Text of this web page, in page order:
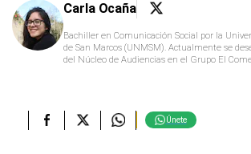
Carla Ocaña
Bachiller en Comunicación Social por la
de San Marcos (UNMSM). Actualmente se
del Núcleo de Audiencias en el Grupo El
Únete